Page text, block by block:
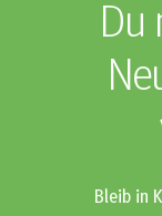
Du
Bleib in